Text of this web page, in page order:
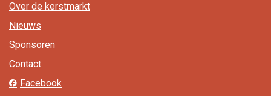
Over de kerstmarkt
Nieuws
Sponsoren
Contact
Facebook